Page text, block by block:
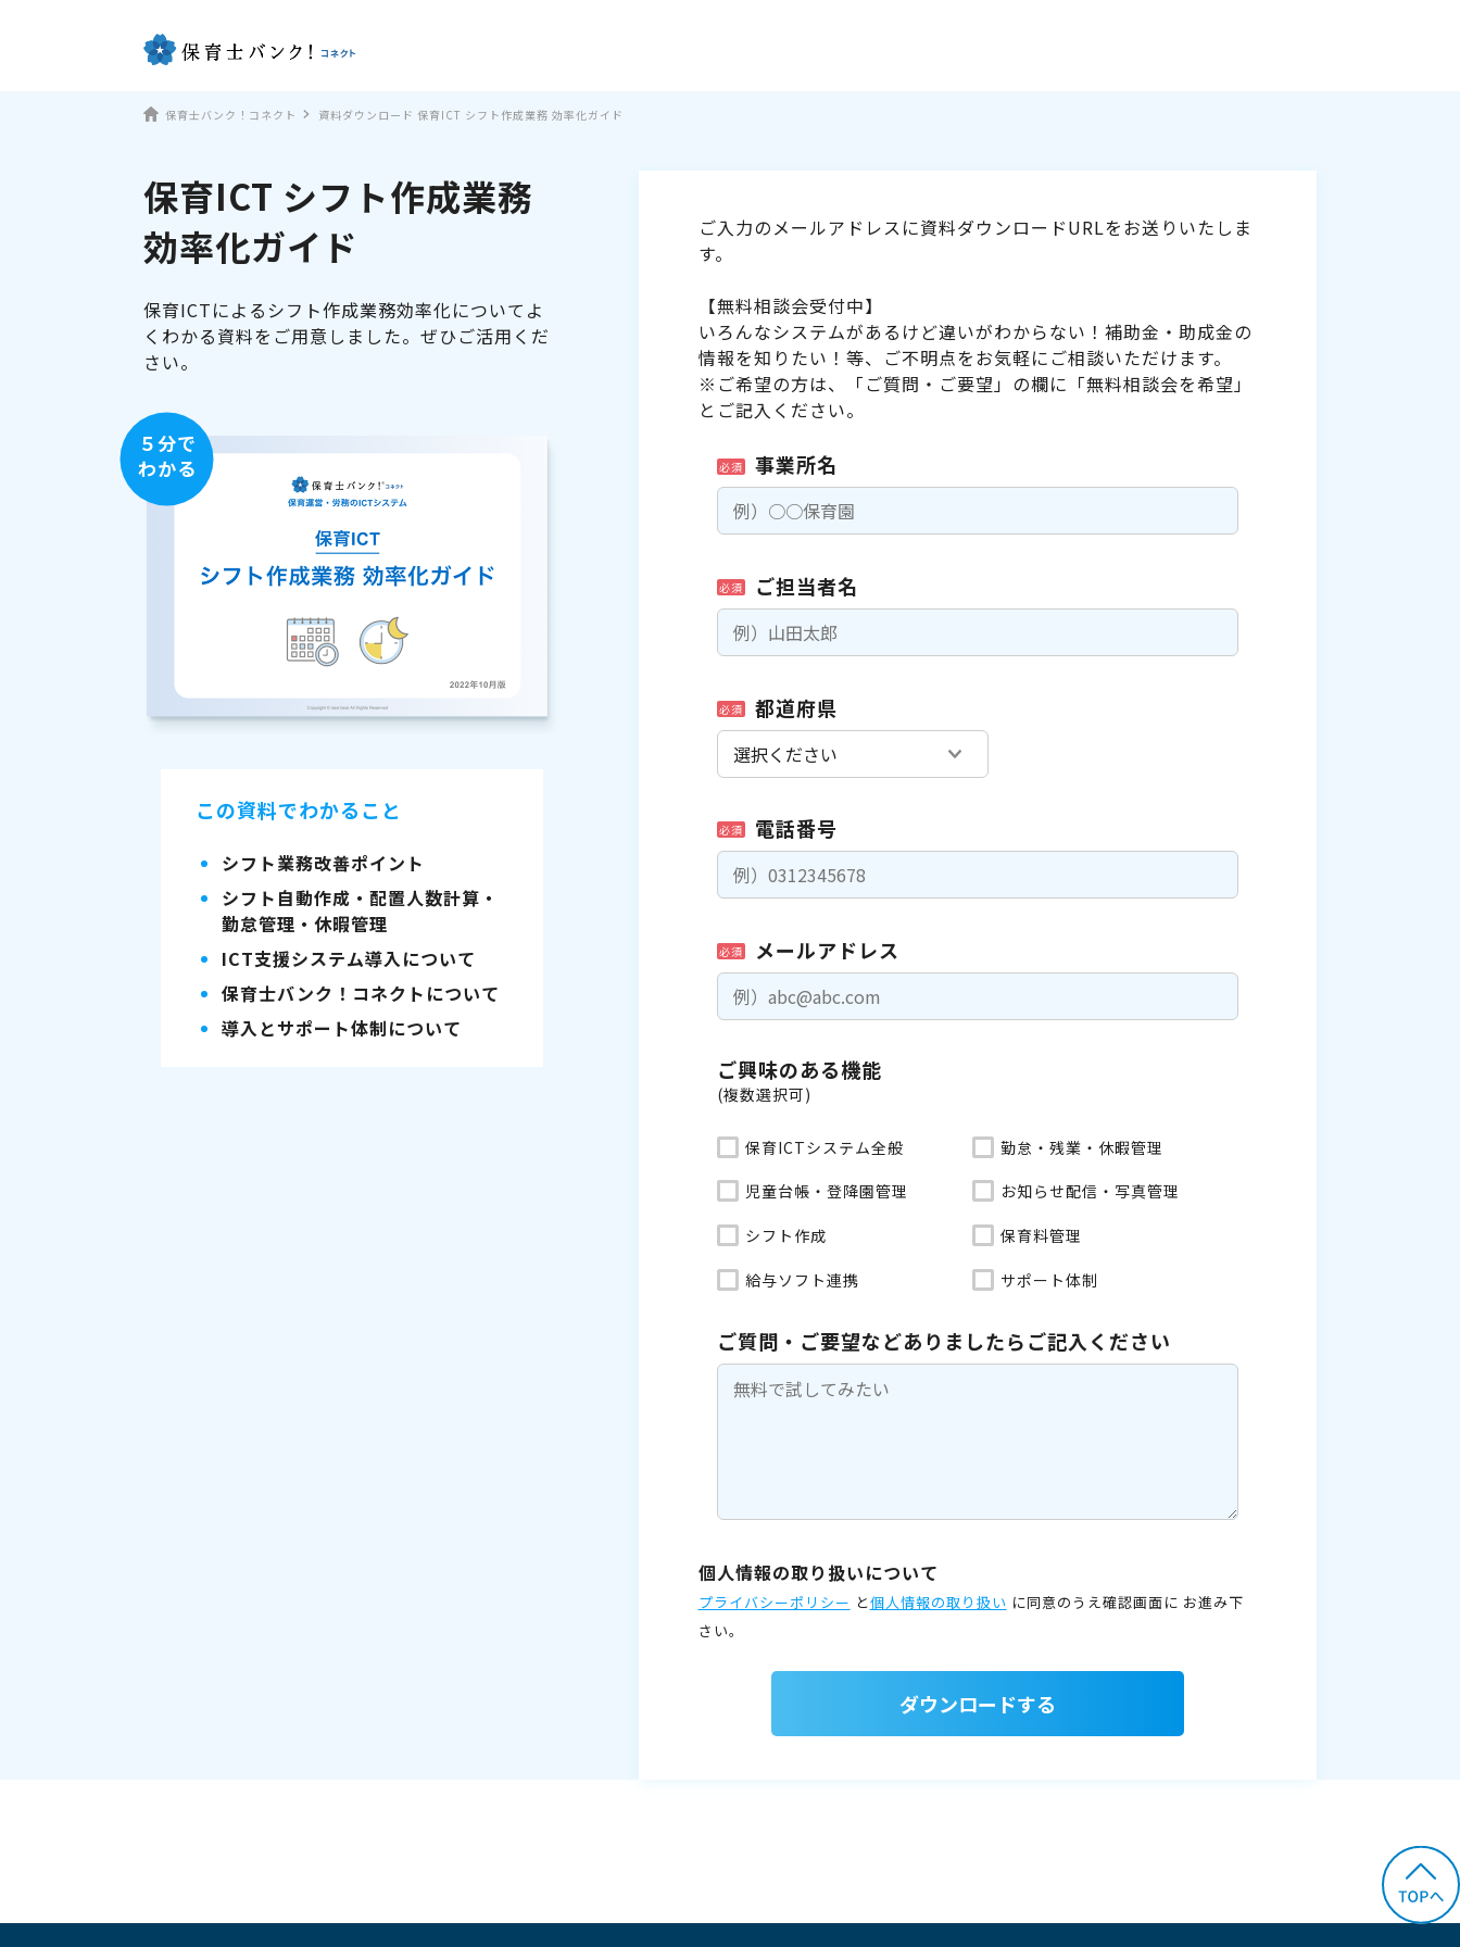
保育士バンク！コネクト 資料ダウンロード 保育ICT シフト作成業務 効率化ガイド
保育ICT シフト作成業務
効率化ガイド
保育ICTによるシフト作成業務効率化についてよ
くわかる資料をご用意しました。ぜひご活用くだ
さい。
５分で
わかる
この資料でわかること
シフト業務改善ポイント
シフト自動作成・配置人数計算・
勤怠管理・休暇管理
ICT支援システム導入について
保育士バンク！コネクトについて
導入とサポート体制について
ご入力のメールアドレスに資料ダウンロードURLをお送りいたしま
す。
【無料相談会受付中】
いろんなシステムがあるけど違いがわからない！補助金・助成金の
情報を知りたい！等、ご不明点をお気軽にご相談いただけます。
※ご希望の方は、「ご質問・ご要望」の欄に「無料相談会を希望」
とご記入ください。
必須 事業所名
必須 ご担当者名
必須 都道府県
必須 電話番号
必須 メールアドレス
ご興味のある機能
(複数選択可)
保育ICTシステム全般 勤怠・残業・休暇管理
児童台帳・登降園管理 お知らせ配信・写真管理
シフト作成 保育料管理
給与ソフト連携 サポート体制
ご質問・ご要望などありましたらご記入ください
個人情報の取り扱いについて
プライバシーポリシー と個人情報の取り扱い に同意のうえ確認画面に お進み下
さい。
ダウンロードする